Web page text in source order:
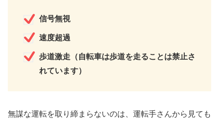
信号無視
速度超過
歩道激走（自転車は歩道を走ることは禁止さ
れています）
無謀な運転を取り締まらないのは、運転手さんから見ても